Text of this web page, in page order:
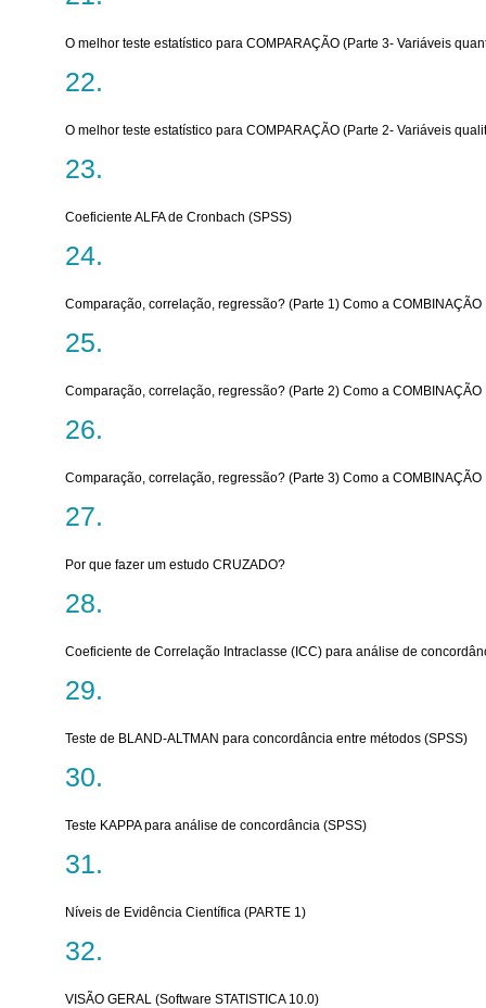
O melhor teste estatístico para COMPARAÇÃO (Parte 3- Variáveis
O melhor teste estatístico para COMPARAÇÃO (Parte 2- Variáveis
Coeficiente ALFA de Cronbach (SPSS)
Comparação, correlação, regressão? (Parte 1) Como a
Comparação, correlação, regressão? (Parte 2) Como a
Comparação, correlação, regressão? (Parte 3) Como a
Por que fazer um estudo CRUZADO?
Coeficiente de Correlação Intraclasse (ICC) para análise de
Teste de BLAND-ALTMAN para concordância entre métodos (SPSS)
Teste KAPPA para análise de concordância (SPSS)
Níveis de Evidência Científica (PARTE 1)
VISÃO GERAL (Software STATISTICA 10.0)